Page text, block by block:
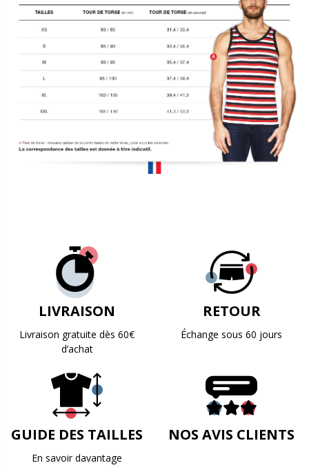
LIVRAISON
Livraison gratuite dès 60€
d’achat
RETOUR
Échange sous 60 jours
GUIDE DES TAILLES
En savoir davantage
NOS AVIS CLIENTS